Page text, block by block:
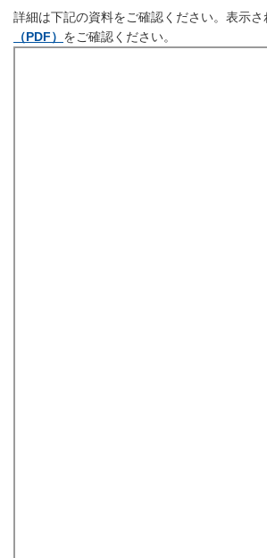
詳細は下記の資料をご確認ください。表示さ
（PDF） をご確認ください。